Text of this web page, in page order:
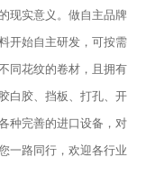
现实意义。做自主品牌
开始自主研发，可按需
同花纹的卷材，且拥有
白胶、挡板、打孔、开
种完善的进口设备，对
一路同行，欢迎各行业